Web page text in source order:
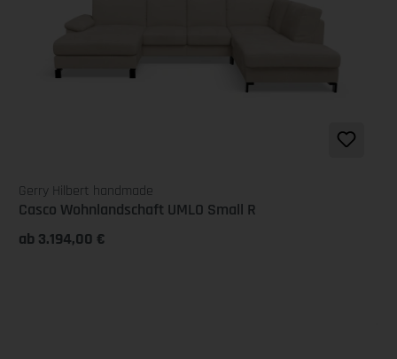
Gerry Hilbert handmade
Casco Wohnlandschaft UMLO Small R
ab 3.194,00 €